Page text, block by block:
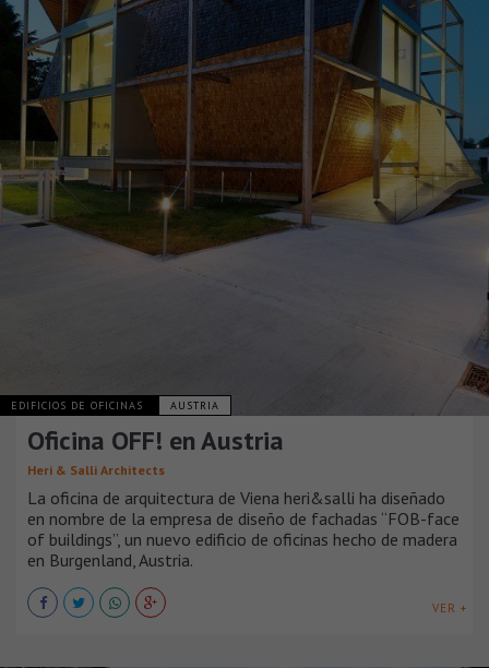
EDIFICIOS DE OFICINAS AUSTRIA
Oficina OFF! en Austria
Heri & Salli Architects
La oficina de arquitectura de Viena heri&salli ha diseñado
en nombre de la empresa de diseño de fachadas “FOB-face
of buildings”, un nuevo edificio de oficinas hecho de madera
en Burgenland, Austria.
VER +